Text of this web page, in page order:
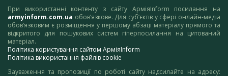
При використанні контенту з сайту АрміяInform посилання на
armyinform.com.ua обов’язкове. Для суб’єктів у сфері онлайн-медіа
обов’язковим є розміщення у першому абзаці матеріалу прямого та
відкритого для пошукових систем гіперпосилання на цитований
матеріал.
Політика користування сайтом АрміяInform
Політика використання файлів cookie
Зауваження та пропозиції по роботі сайту надсилайте на адресу: